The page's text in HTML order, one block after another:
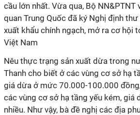
cầu lớn nhất. Vừa qua, Bộ NN&PTNT
quan Trung Quốc đã ký Nghị định
xuất khẩu chính ngạch, mở ra cơ hội
Việt Nam
Nêu thực trạng sản xuất dừa trong
Thanh cho biết ở các vùng cơ sở hạ
giá dừa ở mức 70.000-100.000
các vùng cơ sở hạ tầng yếu kém, giá
nhiều. Như vậy, bà đề nghị các địa